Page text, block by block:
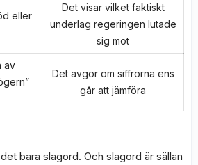
eller
Det visar vilket faktiskt
underlag regeringen lutade
sig mot
av
Det avgör om siffrorna ens
går att jämföra
bara slagord. Och slagord är sällan